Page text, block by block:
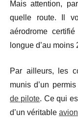
Mais attention,
quelle route. Il
aérodrome
longue d’au moins
Par ailleurs, les
munis d’un
de pilote. Ce qui
d’un véritable avion